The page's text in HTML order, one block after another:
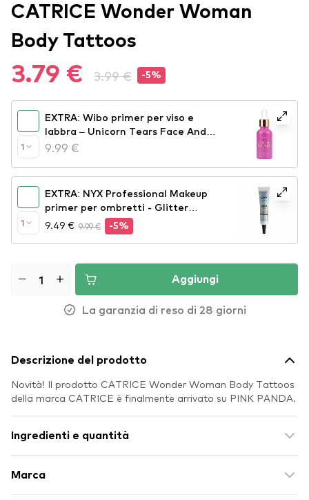
CATRICE Wonder Woman
Body Tattoos
3.79 € 3.99 € -5%
1
EXTRA: Wibo primer per viso e
labbra – Unicorn Tears Face And
Lip Primer (CE288)
9.99 €
1
EXTRA: NYX Professional Makeup
primer per ombretti - Glitter
Primer (GLIP01)
9.49 € 9.99 € -5%
Aggiungi
La garanzia di reso di 28 giorni
Descrizione del prodotto
Novità! Il prodotto CATRICE Wonder Woman Body Tattoos
della marca CATRICE è finalmente arrivato su PINK PANDA.
Ingredienti e quantità
Marca